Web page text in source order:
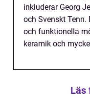
inkluderar Georg
och Svenskt
och funktionella
keramik och
Läs